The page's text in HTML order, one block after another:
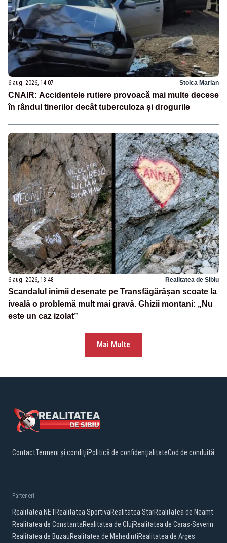
6 aug. 2026, 14:07 Stoica Marian
CNAIR: Accidentele rutiere provoacă mai multe decese
în rândul tinerilor decât tuberculoza și drogurile
6 aug. 2026, 13:48 Realitatea de Sibiu
Scandalul inimii desenate pe Transfăgărășan scoate la
iveală o problemă mult mai gravă. Ghizii montani: „Nu
este un caz izolat”
Mai Multe
ContactTermeni și condițiiPolitică de confidențialitateCod de conduită
Parteneri:
Realitatea.NETRealitatea SportivaRealitatea StarRealitatea de Neamt
Realitatea de ConstantaRealitatea de ClujRealitatea de Caras-Severin
Realitatea de BuzauRealitatea de MehedintiRealitatea de Arges